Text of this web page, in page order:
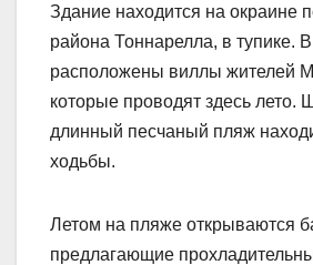
Здание находится на окраине
района Тоннарелла, в тупике.
расположены виллы жителей
которые проводят здесь лето.
длинный песчаный пляж
ходьбы.
Летом на пляже открываются
предлагающие